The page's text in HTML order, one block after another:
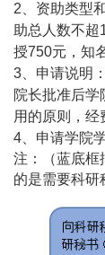
2、资助类型
助总人数不超
授750元，知
3、申请说明
院长批准后
用的原则，经
4、申请学院
注：（蓝底框
的是需要科研